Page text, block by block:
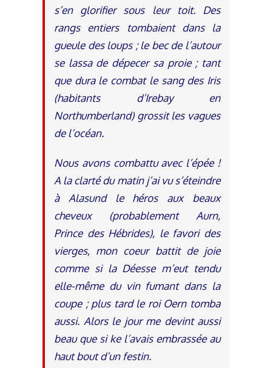
s’en glorifier sous leur toit. Des
rangs entiers tombaient dans la
gueule des loups ; le bec de l’autour
se lassa de dépecer sa proie ; tant
que dura le combat le sang des Iris
(habitants d’Irebay en
Northumberland) grossit les vagues
de l’océan.
Nous avons combattu avec l’épée !
A la clarté du matin j’ai vu s’éteindre
à Alasund le héros aux beaux
cheveux (probablement Aurn,
Prince des Hébrides), le favori des
vierges, mon coeur battit de joie
comme si la Déesse m’eut tendu
elle-même du vin fumant dans la
coupe ; plus tard le roi Oern tomba
aussi. Alors le jour me devint aussi
beau que si ke l’avais embrassée au
haut bout d’un festin.